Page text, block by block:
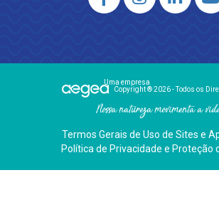
Uma empresa
Copyright ® 2026 - Todos os
Nossa natureza movimenta a
Termos Gerais de Uso de Sites e
Política de Privacidade e Proteção